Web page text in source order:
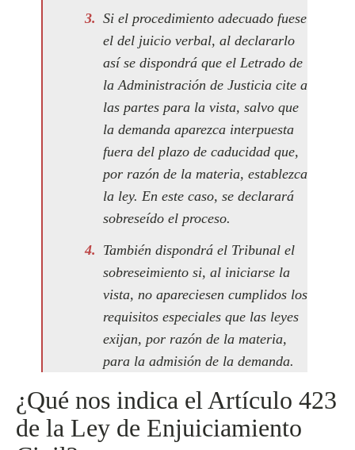
Si el procedimiento adecuado fuese
el del juicio verbal, al declararlo
así se dispondrá que el Letrado de
la Administración de Justicia cite a
las partes para la vista, salvo que
la demanda aparezca interpuesta
fuera del plazo de caducidad que,
por razón de la materia, establezca
la ley. En este caso, se declarará
sobreseído el proceso.
También dispondrá el Tribunal el
sobreseimiento si, al iniciarse la
vista, no apareciesen cumplidos los
requisitos especiales que las leyes
exijan, por razón de la materia,
para la admisión de la demanda.
¿Qué nos indica el Artículo 423
de la Ley de Enjuiciamiento